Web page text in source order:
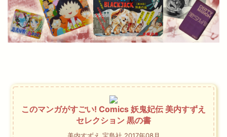
このマンガがすごい! Comics 妖鬼妃伝 美内すずえ
セレクション 黒の書